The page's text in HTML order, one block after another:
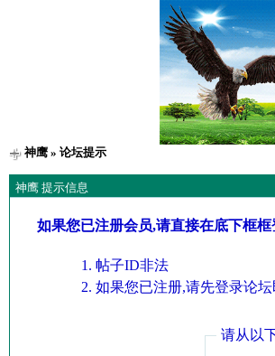
神鹰» 论坛提示
神鹰 提示信息
如果您已注册会员,请直接在底下框
帖子ID非法
如果您已注册,请先登录论
请从以